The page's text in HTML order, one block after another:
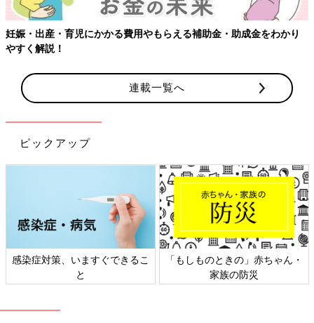
り
連載一覧へ
ピックアップ
しものときの」赤ちゃん・
家族の防災
日本外来小児科学会リーフレッ
ト検討会
六